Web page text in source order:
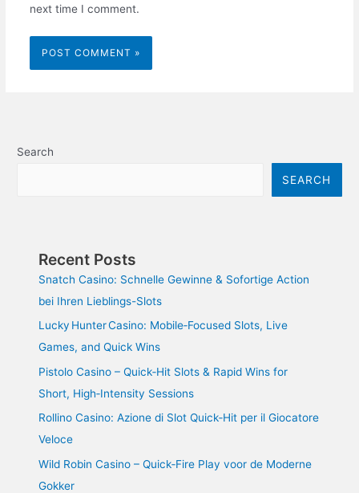
next time I comment.
Search
SEARCH
Recent Posts
Snatch Casino: Schnelle Gewinne & Sofortige Action
bei Ihren Lieblings-Slots
Lucky Hunter Casino: Mobile‑Focused Slots, Live
Games, and Quick Wins
Pistolo Casino – Quick‑Hit Slots & Rapid Wins for
Short, High‑Intensity Sessions
Rollino Casino: Azione di Slot Quick‑Hit per il Giocatore
Veloce
Wild Robin Casino – Quick‑Fire Play voor de Moderne
Gokker